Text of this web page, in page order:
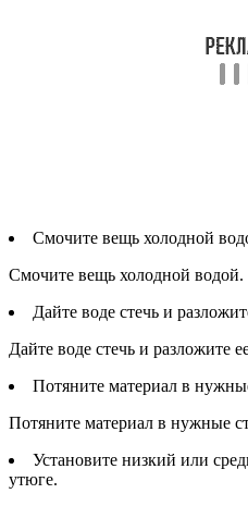
Смочите вещь холодной
Смочите вещь холодной водой.
Дайте воде стечь и
Дайте воде стечь и разложите
Потяните материал в
Потяните материал в нужные
Установите низкий или
утюге.